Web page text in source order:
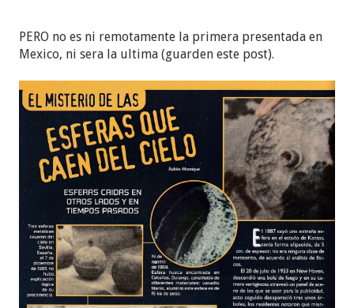
PERO no es ni remotamente la primera presentada en
Mexico, ni sera la ultima (guarden este post).